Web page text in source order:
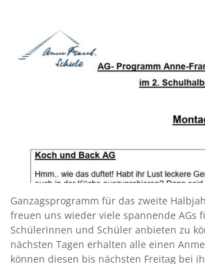
Ganzagsprogramm für das zweite
freuen uns wieder viele spannende AGs
Schülerinnen und Schüler anbieten zu
nächsten Tagen erhalten alle einen
können diesen bis nächsten Freitag bei